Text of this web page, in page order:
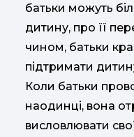
батьки можуть
дитину, про її
чином, батьки
підтримати
Коли батьки
наодинці, вона
висловлювати